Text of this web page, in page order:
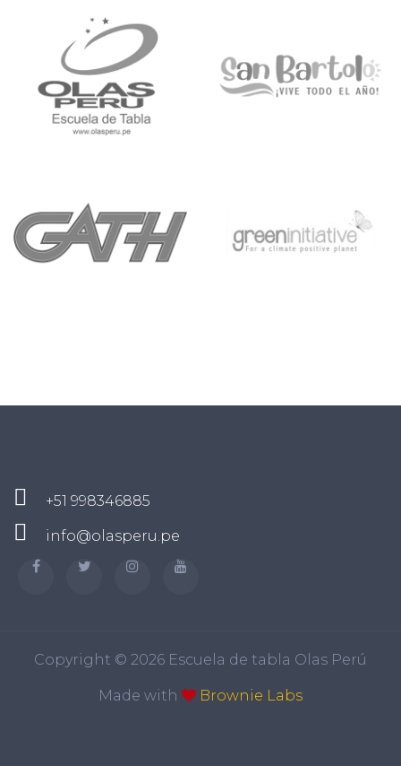
+51 998346885
info@olasperu.pe
Copyright © 2026 Escuela de tabla Olas Perú
Made with Brownie Labs